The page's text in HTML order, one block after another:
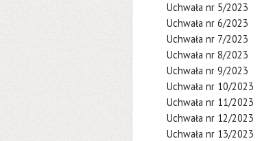
Uchwała nr 5/2023
Uchwała nr 6/2023
Uchwała nr 7/2023
Uchwała nr 8/2023
Uchwała nr 9/2023
Uchwała nr 10/2023
Uchwała nr 11/2023
Uchwała nr 12/2023
Uchwała nr 13/2023